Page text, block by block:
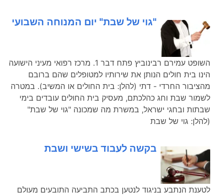
"גוי של שבת" יום המנוחה השבועי
השופט עמירם רבינוביץ פתח דבר 1. מרכז רפואי מעיני הישועה
הינו בית חולים הנותן את שירותיו למטופלים שהם ברובם
מהציבור החרדי - דתי (להלן: בית החולים או המשיב). במטרה
לשמור שבת וחג כהלכתם, מעסיק בית החולים עובדים בימי
שבתות ובחגי ישראל, במשרת מה שמכונה "גוי של שבת"
(להלן: גוי של שבת
בקשה לעבוד בשישי ושבת
לטענת הנתבע בניגוד לנטען בכתב התביעה התובעים מעולם